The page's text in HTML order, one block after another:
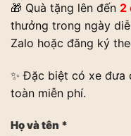
🎁 Quà tặng lên đến 2
thưởng trong ngày
Zalo hoặc đăng ký
✨ Đặc biệt có xe đưa
toàn miễn phí.
Họ và tên *